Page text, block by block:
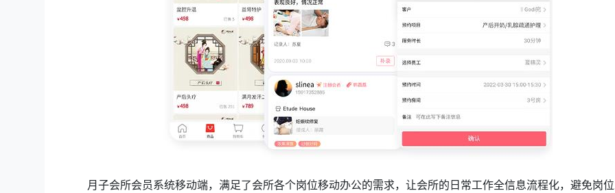
月子会所会员系统移动端，满足了会所各个岗位移动办公的需求，让会所的日常工作全信息流程化，避免岗